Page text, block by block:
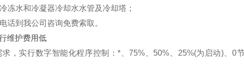
冻水和冷凝器冷却水水管及冷却塔；
话到我公司咨询免费索取。
维护费用低
，实行数字智能化程序控制：* 、75% 50% 25%(为启动)、0